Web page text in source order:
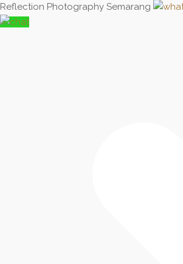
Reflection Photography Semarang